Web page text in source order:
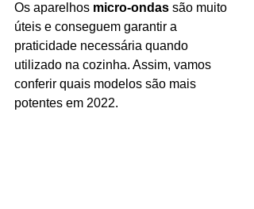
Os aparelhos micro-ondas são muito
úteis e conseguem garantir a
praticidade necessária quando
utilizado na cozinha. Assim, vamos
conferir quais modelos são mais
potentes em 2022.